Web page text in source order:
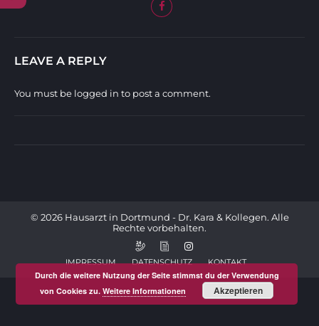
LEAVE A REPLY
You must be logged in to post a comment.
© 2026 Hausarzt in Dortmund - Dr. Kara & Kollegen. Alle
Rechte vorbehalten.
IMPRESSUM DATENSCHUTZ KONTAKT
Durch die weitere Nutzung der Seite stimmst du der Verwendung
von Cookies zu.Weitere Informationen Akzeptieren